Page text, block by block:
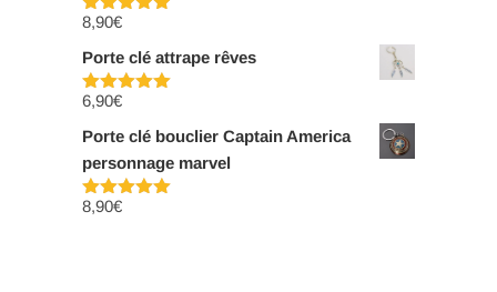
Note
8,90€
Porte clé attrape rêves
Note
6,90€
Porte clé bouclier Captain America
personnage marvel
Note
8,90€